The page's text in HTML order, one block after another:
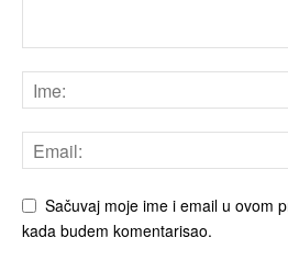
Sačuvaj moje ime i email u ovom
kada budem komentarisao.